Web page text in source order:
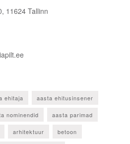
11624 Tallinn
ehitaja aasta ehitusinsener
nominendid aasta parimad
arhitektuur betoon